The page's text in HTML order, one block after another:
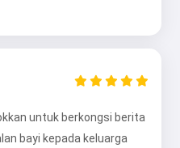
untuk berkongsi berita
bayi kepada keluarga